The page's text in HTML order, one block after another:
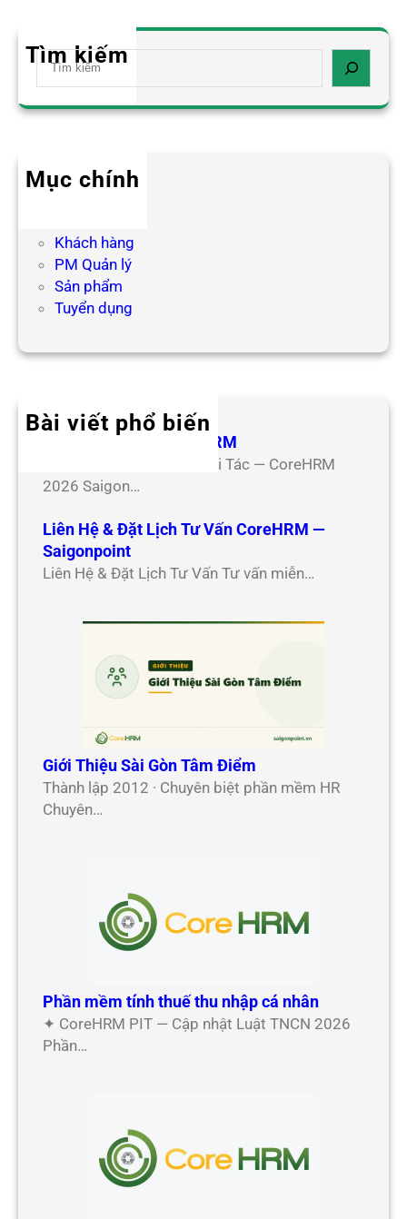
Tìm kiếm
S
a
h
Mục chính
Khách hàng
PM Quản lý
Sản phẩm
Tuyển dụng
Bài viết phổ biến
Hợp Tác Đối Tác CoreHRM
Chương Trình Hợp Tác Đối Tác — CoreHRM
2026 Saigon…
Liên Hệ & Đặt Lịch Tư Vấn CoreHRM —
Saigonpoint
Liên Hệ & Đặt Lịch Tư Vấn Tư vấn miễn…
Giới Thiệu Sài Gòn Tâm Điểm
Thành lập 2012 · Chuyên biệt phần mềm HR
Chuyên…
Phần mềm tính thuế thu nhập cá nhân
✦ CoreHRM PIT — Cập nhật Luật TNCN 2026
Phần…